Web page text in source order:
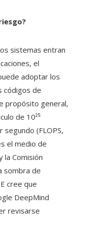
sistemas entran
el
adoptar los
códigos de
propósito general,
de 10²⁵
(FLOPS,
el medio de
la Comisión
sombra de
cree que
DeepMind
revisarse